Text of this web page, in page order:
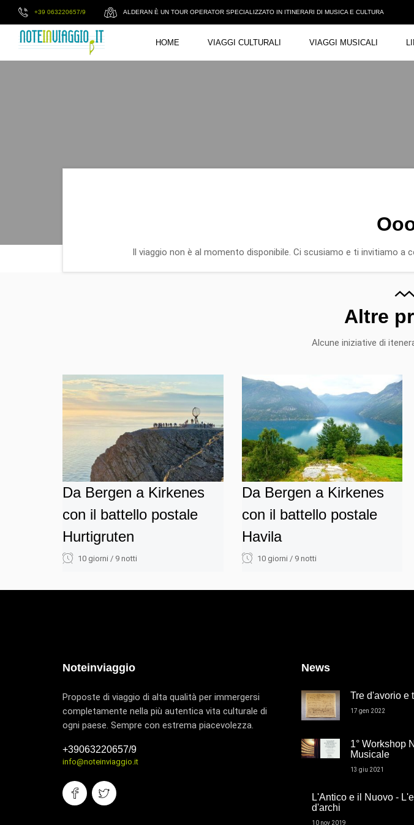
+39 063220657/9 ALDERAN È UN TOUR OPERATOR SPECIALIZZATO IN ITINERARI DI MUSICA E CULTURA
HOME VIAGGI CULTURALI VIAGGI MUSICALI
Il viaggio non è al momento disponibile. Ci scusiamo e ti invitiamo a
Altre
Alcune iniziative di
Da Bergen a Kirkenes
con il battello postale
Hurtigruten
10 giorni / 9 notti
Da Bergen a Kirkenes
con il battello postale
Havila
10 giorni / 9 notti
Noteinviaggio
Proposte di viaggio di alta qualità per immergersi
completamente nella più autentica vita culturale di
ogni paese. Sempre con estrema piacevolezza.
+39063220657/9
info@noteinviaggio.it
News
Tre d'avorio e
17 gen 2022
1° Workshop
Musicale
13 giu 2021
L'Antico e il Nuovo -
d'archi
10 nov 2019